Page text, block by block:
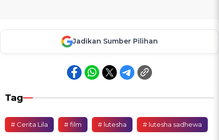
Jadikan Sumber Pilihan
Tag
# Cerita Lila # film # lutesha # lutesha sadhewa